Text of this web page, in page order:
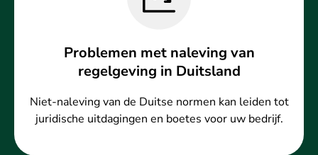
Problemen met naleving van
regelgeving in Duitsland
Niet-naleving van de Duitse normen kan leiden tot
juridische uitdagingen en boetes voor uw bedrijf.